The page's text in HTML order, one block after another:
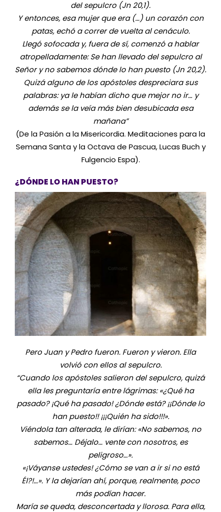
del sepulcro (Jn 20,1).
Y entonces, esa mujer que era (…) un corazón con
patas, echó a correr de vuelta al cenáculo.
Llegó sofocada y, fuera de sí, comenzó a hablar
atropelladamente: Se han llevado del sepulcro al
Señor y no sabemos dónde lo han puesto (Jn 20,2).
Quizá alguno de los apóstoles despreciara sus
palabras: ya le habían dicho que mejor no ir… y
además se la veía más bien desubicada esa
mañana”
(De la Pasión a la Misericordia. Meditaciones para la
Semana Santa y la Octava de Pascua, Lucas Buch y
Fulgencio Espa).
¿DÓNDE LO HAN PUESTO?
Pero Juan y Pedro fueron. Fueron y vieron. Ella
volvió con ellos al sepulcro.
“Cuando los apóstoles salieron del sepulcro, quizá
ella les preguntaría entre lágrimas: «¿Qué ha
pasado? ¡Qué ha pasado! ¿Dónde está? ¡¡Dónde lo
han puesto!! ¡¡¡Quién ha sido!!!».
Viéndola tan alterada, le dirían: «No sabemos, no
sabemos… Déjalo… vente con nosotros, es
peligroso…».
«¡Váyanse ustedes! ¿Cómo se van a ir si no está
Él?!…». Y la dejarían ahí, porque, realmente, poco
más podían hacer.
María se queda, desconcertada y llorosa. Para ella,